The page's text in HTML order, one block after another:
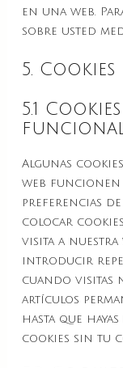
en una web.
sobre usted
5. Cookies
5.1
Algunas
web funcionen
preferencias
colocar
visita a nuestra
introducir
cuando visitas
artículos
hasta que
cookies sin tu